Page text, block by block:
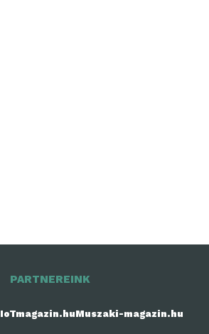
PARTNEREINK
IoTmagazin.huMuszaki-magazin.hu